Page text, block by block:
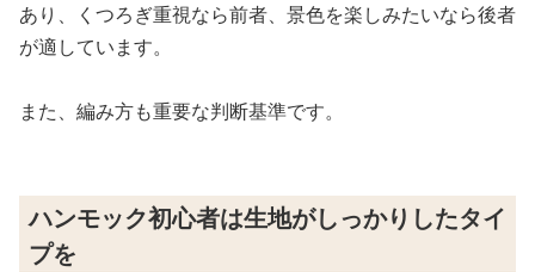
あり、くつろぎ重視なら前者、景色を楽しみたいなら後者
が適しています。
また、編み方も重要な判断基準です。
ハンモック初心者は生地がしっかりしたタイ
プを